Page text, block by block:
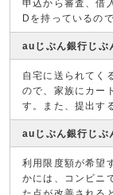
申込から審査、借
Dを持っているの
auじぶん銀行じぶ
自宅に送られてく
ので、家族にカー
す。また、提出す
auじぶん銀行じぶ
利用限度額が希望
かには、コンビニ